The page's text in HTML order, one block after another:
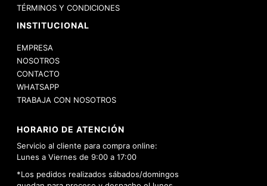
TÉRMINOS Y CONDICIONES
INSTITUCIONAL
EMPRESA
NOSOTROS
CONTACTO
WHATSAPP
TRABAJA CON NOSOTROS
HORARIO DE ATENCIÓN
Servicio al cliente para compra online:
Lunes a Viernes de 9:00 a 17:00
*Los pedidos realizados sábados/domingos